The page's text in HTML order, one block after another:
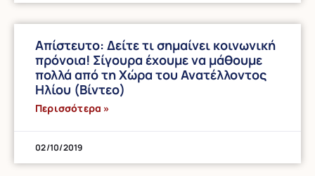
Απίστευτo: Δείτε τι σημαίνει κοινωνική
πρόνοια! Σίγουρα έχουμε να μάθουμε
πολλά από τη Χώρα του Ανατέλλοντος
Ηλίου (Βίντεο)
Περισσότερα »
02/10/2019